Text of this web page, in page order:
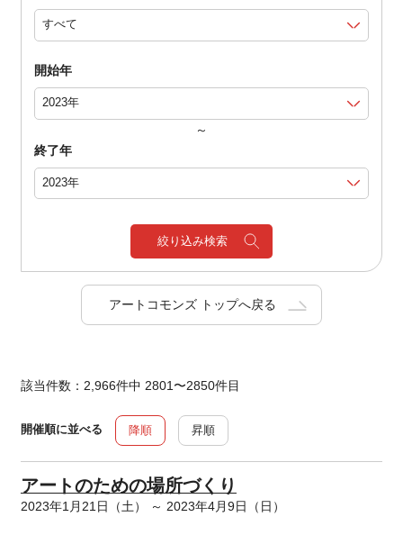
開始年
～
終了年
絞り込み検索
アートコモンズ トップへ戻る
該当件数：2,966件中 2801〜2850件目
開催順に並べる 降順 昇順
アートのための場所づくり
2023年1月21日（土） ～ 2023年4月9日（日）